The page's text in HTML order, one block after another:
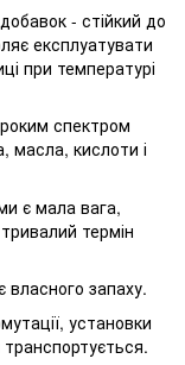
- стійкий до
експлуатувати
при температурі
спектром
масла, кислоти і
є мала вага,
термін
власного запаху.
установки
транспортується.